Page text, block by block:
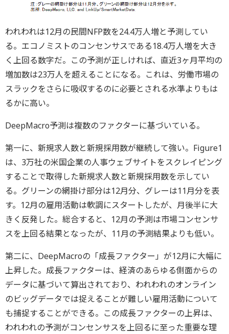
われわれは12月の民間NFP数を24.4万人増と予測してい
る。エコノミストのコンセンサスである18.4万人増を大き
く上回る数字だ。この予測が正しければ、直近3ヶ月平均の
増加数は23万人を超えることになる。これは、労働市場の
スラックをさらに吸収するのに必要とされる水準よりもは
るかに高い。
DeepMacro予測は複数のファクターに基づいている。
第一に、新規求人数と新規採用数が継続して強い。Figure1
は、3万社の米国企業の人事ウェブサイトをスクレイピング
することで取得した新規求人数と新規採用数を示してい
る。グリーンの網掛け部分は12月分、グレーは11月分を表
す。12月の雇用活動は軟調にスタートしたが、月後半に大
きく反発した。総合すると、12月の予測は市場コンセンサ
スを上回る結果となったが、11月の予測結果よりも低い。
第二に、DeepMacroの「成長ファクター」が12月に大幅に
上昇した。成長ファクターは、経済のあらゆる側面からの
データに基づいて算出されており、われわれのオンライン
のビッグデータでは捉えることが難しい雇用活動について
も捕捉することができる。この成長ファクターの上昇は、
われわれの予測がコンセンサスを上回るに至った重要な理